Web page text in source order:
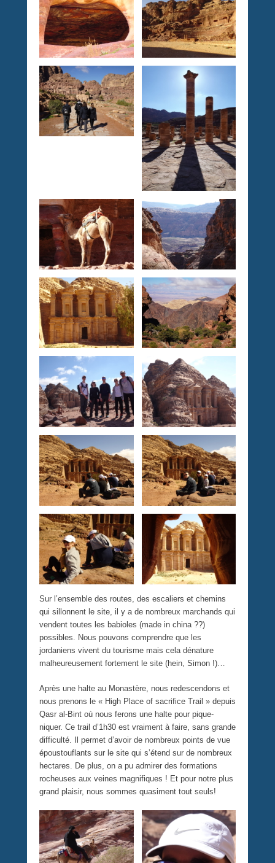
Sur l’ensemble des routes, des escaliers et chemins
qui sillonnent le site, il y a de nombreux marchands qui
vendent toutes les babioles (made in china ??)
possibles. Nous pouvons comprendre que les
jordaniens vivent du tourisme mais cela dénature
malheureusement fortement le site (hein, Simon !)…
Après une halte au Monastère, nous redescendons et
nous prenons le « High Place of sacrifice Trail » depuis
Qasr al-Bint où nous ferons une halte pour pique-
niquer. Ce trail d’1h30 est vraiment à faire, sans grande
difficulté. Il permet d’avoir de nombreux points de vue
époustouflants sur le site qui s’étend sur de nombreux
hectares. De plus, on a pu admirer des formations
rocheuses aux veines magnifiques ! Et pour notre plus
grand plaisir, nous sommes quasiment tout seuls!